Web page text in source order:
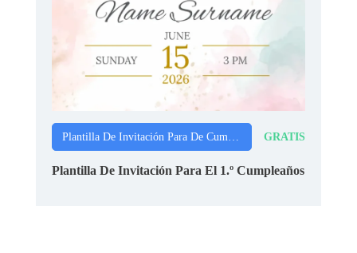
Plantilla De Invitación Para De Cumpleaños GRATIS
Plantilla De Invitación Para El 1.º Cumpleaños